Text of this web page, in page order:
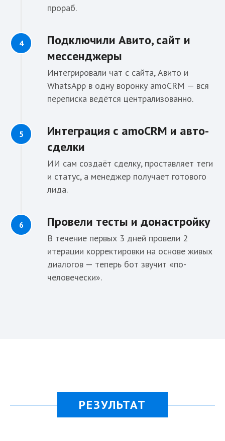
прораб.
Подключили Авито, сайт и
мессенджеры
Интегрировали чат с сайта, Авито и
WhatsApp в одну воронку amoCRM — вся
переписка ведётся централизованно.
Интеграция с amoCRM и авто-
сделки
ИИ сам создаёт сделку, проставляет теги
и статус, а менеджер получает готового
лида.
Провели тесты и донастройку
В течение первых 3 дней провели 2
итерации корректировки на основе живых
диалогов — теперь бот звучит «по-
человечески».
РЕЗУЛЬТАТ